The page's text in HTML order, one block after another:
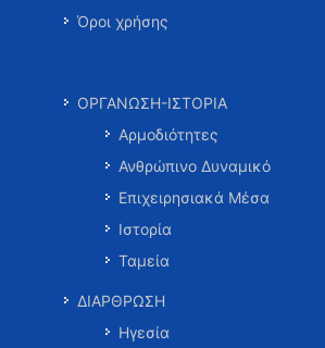
Όροι χρήσης
ΟΡΓΑΝΩΣΗ-ΙΣΤΟΡΙΑ
Αρμοδιότητες
Ανθρώπινο Δυναμικό
Επιχειρησιακά Μέσα
Ιστορία
Ταμεία
ΔΙΑΡΘΡΩΣΗ
Ηγεσία